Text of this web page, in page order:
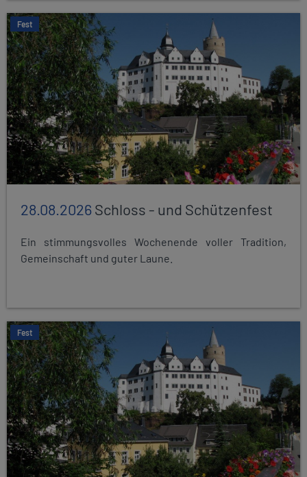
Fest
28.08.2026Schloss - und Schützenfest
Ein stimmungsvolles Wochenende voller Tradition,
Gemeinschaft und guter Laune.
Fest